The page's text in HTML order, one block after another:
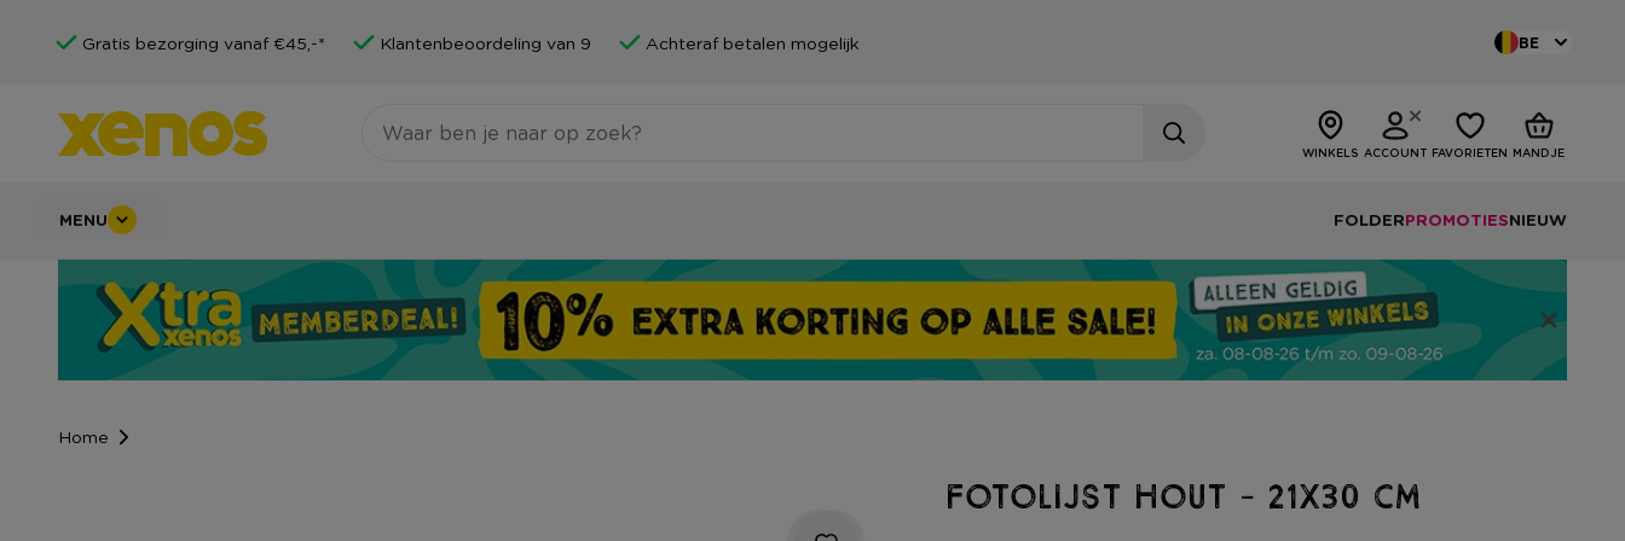
Gratis bezorging vanaf €45,-* Klantenbeoordeling van 9 Achteraf betalen mogelijk BE
WINKELS ACCOUNT FAVORIETEN MANDJE
MENU FOLDERPROMOTIESNIEUW
Home
Fotolijst hout - 21x30 cm